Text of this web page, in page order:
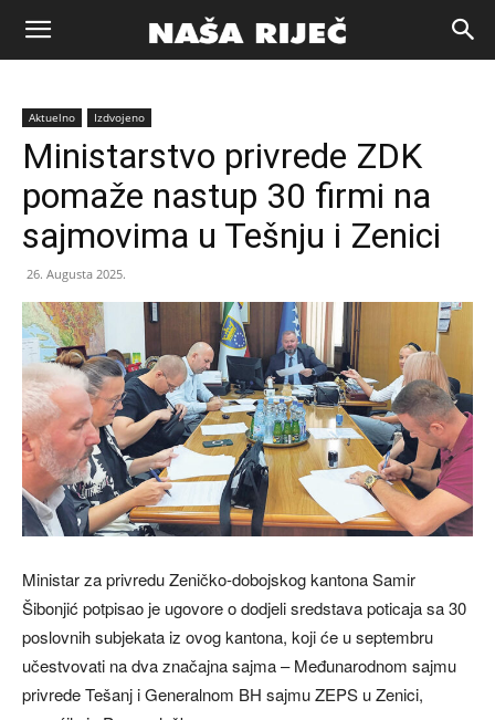
Naša
riječ
Zenica
Aktuelno Izdvojeno
Ministarstvo privrede ZDK
pomaže nastup 30 firmi na
sajmovima u Tešnju i Zenici
26. Augusta 2025.
Ministar za privredu Zeničko-dobojskog kantona Samir
Šibonjić potpisao je ugovore o dodjeli sredstava poticaja sa 30
poslovnih subjekata iz ovog kantona, koji će u septembru
učestvovati na dva značajna sajma – Međunarodnom sajmu
privrede Tešanj i Generalnom BH sajmu ZEPS u Zenici,